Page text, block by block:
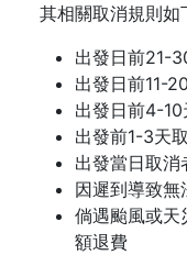
其相關取消規則如
出發日前21-
出發日前11-
出發日前4-
出發前1-3天
出發當日取消
因遲到導致
倘遇颱風或天
額退費